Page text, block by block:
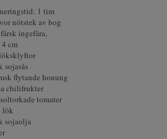
1 tim
nötstek av bog
ingefära,
cm
sojasås
flytande honung
chilifrukter
tomater
lök
sojaolja